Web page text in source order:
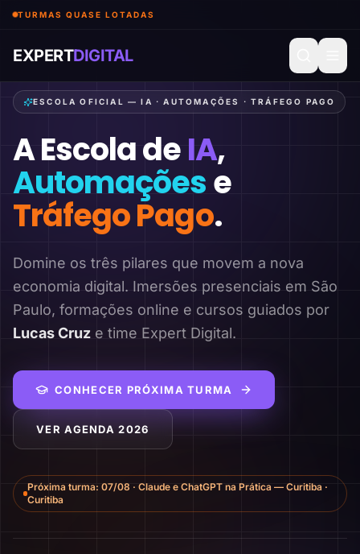
TURMAS QUASE LOTADAS
EXPERTDIGITAL
ESCOLA OFICIAL — IA · AUTOMAÇÕES · TRÁFEGO PAGO
A Escola deIA,
Automaçõese
Tráfego Pago.
Domine os três pilares que movem a nova
economia digital. Imersões presenciais em São
Paulo, formações online e cursos guiados por
Lucas Cruz e time Expert Digital.
CONHECER PRÓXIMA TURMA
VER AGENDA 2026
Próxima turma:07/08 ·Claude e ChatGPT na Prática — Curitiba ·
Curitiba